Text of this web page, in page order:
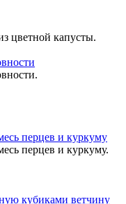
цветной капусты.
перцев и куркуму.